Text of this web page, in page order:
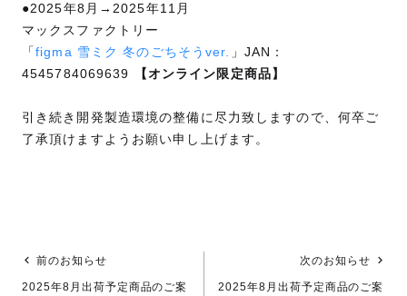
●2025年8月→2025年11月
マックスファクトリー
「figma 雪ミク 冬のごちそうver.
」JAN：
4545784069639
【オンライン限定商品】
引き続き開発製造環境の整備に尽力致しますので、何卒ご
了承頂けますようお願い申し上げます。
前のお知らせ
2025年8月出荷予定商品のご案
次のお知らせ
2025年8月出荷予定商品のご案